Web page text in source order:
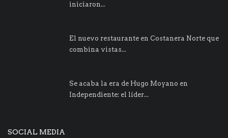
iniciaron...
El nuevo restaurante en Costanera Norte que
combina vistas...
Se acaba la era de Hugo Moyano en
Independiente: el líder...
SOCIAL MEDIA